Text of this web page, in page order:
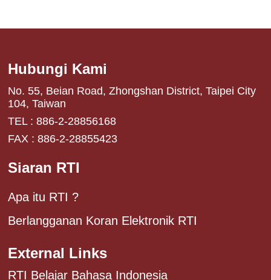
Hubungi Kami
No. 55, Beian Road, Zhongshan District, Taipei City
104, Taiwan
TEL : 886-2-28856168
FAX : 886-2-28855423
Siaran RTI
Apa itu RTI ?
Berlangganan Koran Elektronik RTI
External Links
RTI Belajar Bahasa Indonesia